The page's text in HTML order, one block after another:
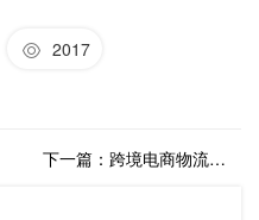
2017
下一篇：跨境电商物流全解析：海外仓、保税仓与清关流程